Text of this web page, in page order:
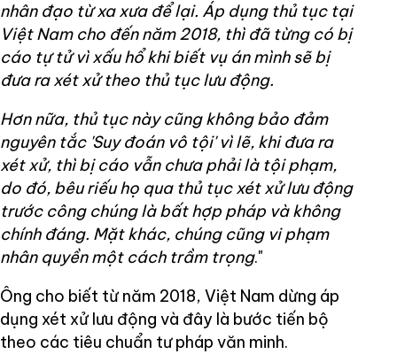
nhân đạo từ xa xưa để lại. Áp dụng thủ tục tại
Việt Nam cho đến năm 2018, thì đã từng có bị
cáo tự tử vì xấu hổ khi biết vụ án mình sẽ bị
đưa ra xét xử theo thủ tục lưu động.
Hơn nữa, thủ tục này cũng không bảo đảm
nguyên tắc 'Suy đoán vô tội' vì lẽ, khi đưa ra
xét xử, thì bị cáo vẫn chưa phải là tội phạm,
do đó, bêu riếu họ qua thủ tục xét xử lưu động
trước công chúng là bất hợp pháp và không
chính đáng. Mặt khác, chúng cũng vi phạm
nhân quyền một cách trầm trọng."
Ông cho biết từ năm 2018, Việt Nam dừng áp
dụng xét xử lưu động và đây là bước tiến bộ
theo các tiêu chuẩn tư pháp văn minh.